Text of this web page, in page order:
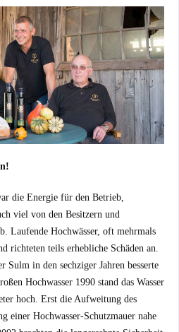
die Energie für den Betrieb,
viel von den Besitzern und
Laufende Hochwässer, oft mehrmals
richteten teils erhebliche Schäden an.
Sulm in den sechziger Jahren besserte
Hochwasser 1990 stand das Wasser
hoch. Erst die Aufweitung des
einer Hochwasser-Schutzmauer nahe